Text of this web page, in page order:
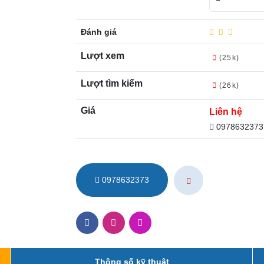
Đánh giá
Lượt xem (25k)
Lượt tìm kiếm (26k)
Giá Liên hệ
0978632373
0978632373
Thông số kỹ thuật